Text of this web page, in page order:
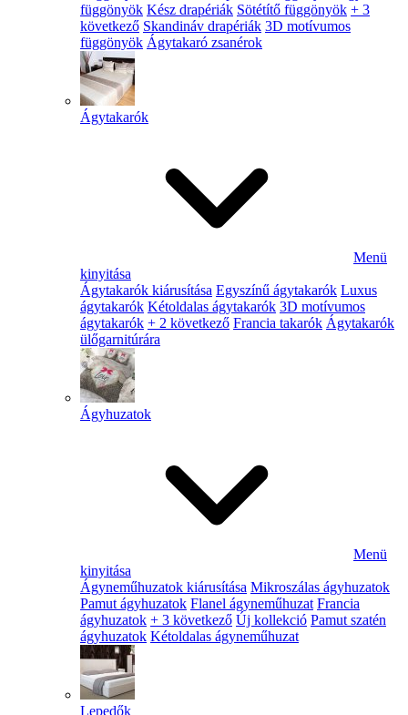
függönyök Kész drapériák Sötétítő függönyök + 3
következő Skandináv drapériák 3D motívumos
függönyök Ágytakaró zsanérok
Ágytakarók
Menü
kinyitása
Ágytakarók kiárusítása Egyszínű ágytakarók Luxus
ágytakarók Kétoldalas ágytakarók 3D motívumos
ágytakarók + 2 következő Francia takarók Ágytakarók
ülőgarnitúrára
Ágyhuzatok
Menü
kinyitása
Ágyneműhuzatok kiárusítása Mikroszálas ágyhuzatok
Pamut ágyhuzatok Flanel ágyneműhuzat Francia
ágyhuzatok + 3 következő Új kollekció Pamut szatén
ágyhuzatok Kétoldalas ágyneműhuzat
Lepedők